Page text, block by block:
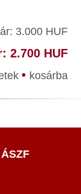
3.000 HUF
2.700 HUF
• kosárba
ÁSZF